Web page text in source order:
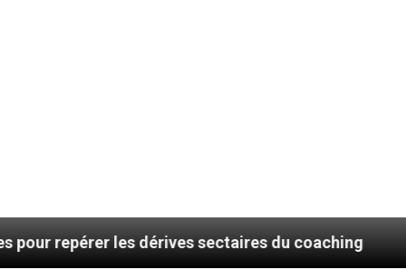
les dérives sectaires du coaching La plus